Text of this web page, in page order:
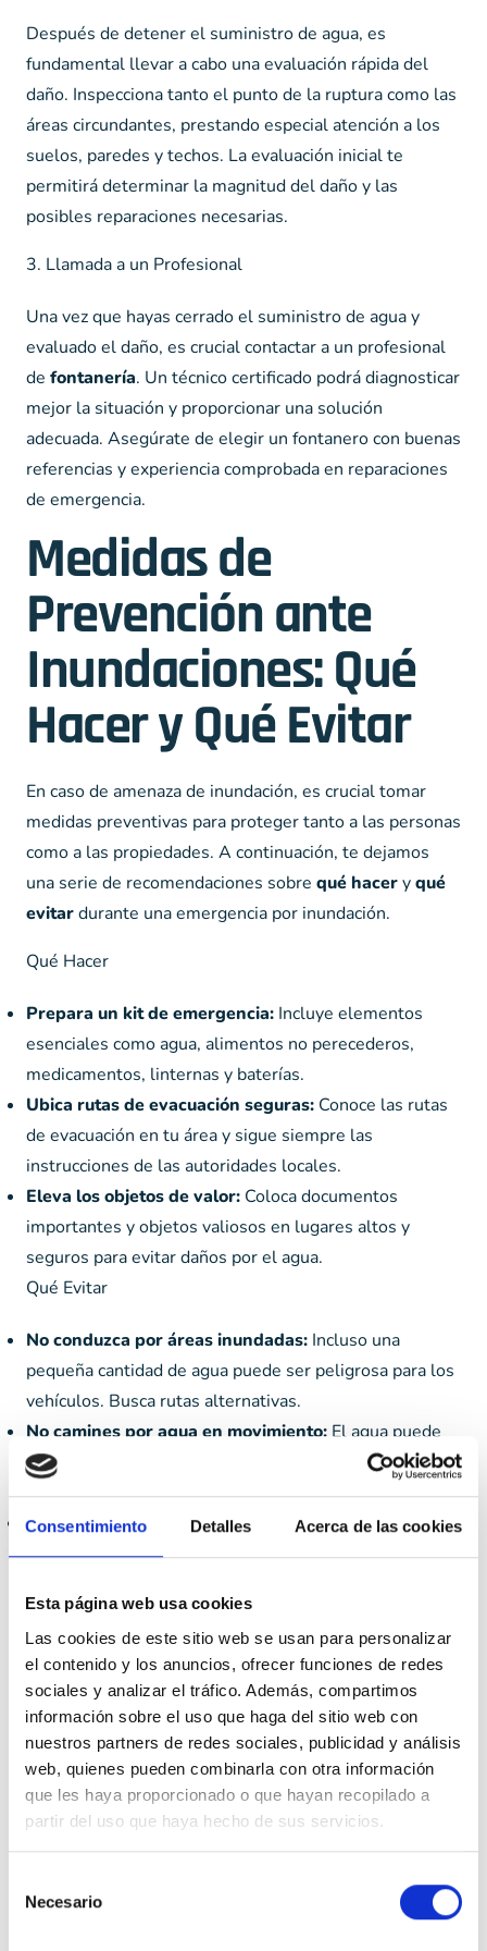
Consentimiento Detalles Acerca de las cookies
Esta página web usa cookies
Las cookies de este sitio web se usan para personalizar
el contenido y los anuncios, ofrecer funciones de redes
sociales y analizar el tráfico. Además, compartimos
información sobre el uso que haga del sitio web con
nuestros partners de redes sociales, publicidad y análisis
web, quienes pueden combinarla con otra información
que les haya proporcionado o que hayan recopilado a
partir del uso que haya hecho de sus servicios.
Necesario
Después de detener el suministro de agua, es
fundamental llevar a cabo una evaluación rápida del
daño. Inspecciona tanto el punto de la ruptura como las
áreas circundantes, prestando especial atención a los
suelos, paredes y techos. La evaluación inicial te
permitirá determinar la magnitud del daño y las
posibles reparaciones necesarias.
3. Llamada a un Profesional
Una vez que hayas cerrado el suministro de agua y
evaluado el daño, es crucial contactar a un profesional
de fontanería. Un técnico certificado podrá diagnosticar
mejor la situación y proporcionar una solución
adecuada. Asegúrate de elegir un fontanero con buenas
referencias y experiencia comprobada en reparaciones
de emergencia.
Medidas de
Prevención ante
Inundaciones: Qué
Hacer y Qué Evitar
En caso de amenaza de inundación, es crucial tomar
medidas preventivas para proteger tanto a las personas
como a las propiedades. A continuación, te dejamos
una serie de recomendaciones sobre qué haceryqué
evitardurante una emergencia por inundación.
Qué Hacer
Prepara un kit de emergencia: Incluye elementos
esenciales como agua, alimentos no perecederos,
medicamentos, linternas y baterías.
Ubica rutas de evacuación seguras: Conoce las rutas
de evacuación en tu área y sigue siempre las
instrucciones de las autoridades locales.
Eleva los objetos de valor: Coloca documentos
importantes y objetos valiosos en lugares altos y
seguros para evitar daños por el agua.
Qué Evitar
No conduzca por áreas inundadas: Incluso una
pequeña cantidad de agua puede ser peligrosa para los
vehículos. Busca rutas alternativas.
No camines por agua en movimiento: El agua puede
ocultar peligros como hoyos o escombros, y su fuerza
puede arrastrarte fácilmente.
No ignores las alertas y advertencias:Presta atención
a las alertas meteorológicas y sigue las
competentes.
Servicios de
Emergencia y
Reparación para
Rupturas de
Tuberías e